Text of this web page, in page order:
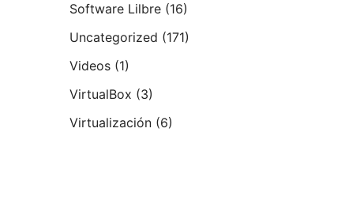
Software Lilbre(16)
Uncategorized (171)
Videos(1)
VirtualBox (3)
Virtualización(6)